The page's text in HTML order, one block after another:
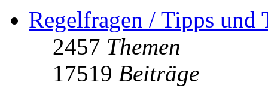
Regelfragen / Tipps und
2457 Themen
17519 Beiträge